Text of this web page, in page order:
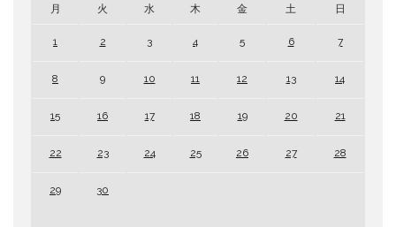
月 火 水 木 金 土 日
1 2 3 4 5 6 7
8 9 10 11 12 13 14
15 16 17 18 19 20 21
22 23 24 25 26 27 28
29 30